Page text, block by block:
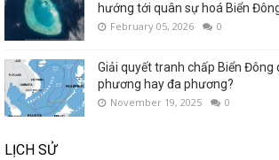
hướng tới quân sự hoá Biển
February 05, 2026 0
Giải quyết tranh chấp Biển Đông
phương hay đa phương?
November 19, 2025 0
LỊCH SỬ